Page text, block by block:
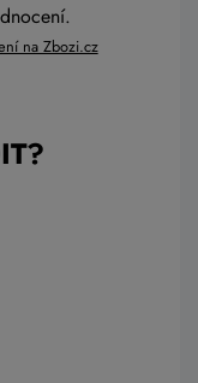
na Zbozi.cz